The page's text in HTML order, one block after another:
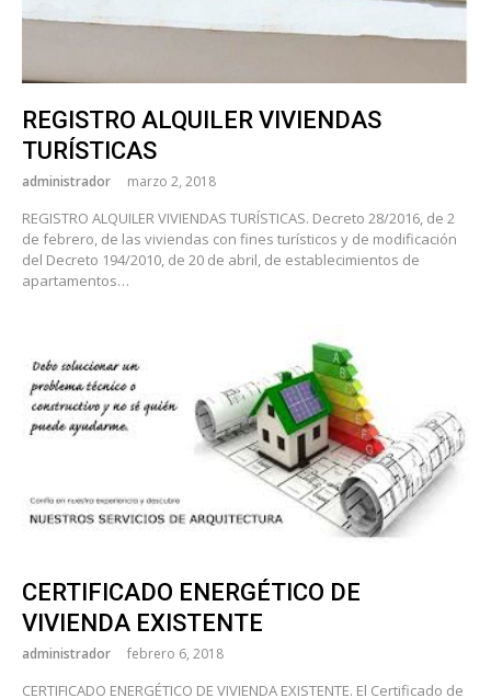
REGISTRO ALQUILER VIVIENDAS
TURÍSTICAS
administrador marzo 2, 2018
REGISTRO ALQUILER VIVIENDAS TURÍSTICAS. Decreto 28/2016, de 2
de febrero, de las viviendas con fines turísticos y de modificación
del Decreto 194/2010, de 20 de abril, de establecimientos de
apartamentos…
CERTIFICADO ENERGÉTICO DE
VIVIENDA EXISTENTE
administrador febrero 6, 2018
CERTIFICADO ENERGÉTICO DE VIVIENDA EXISTENTE. El Certificado de